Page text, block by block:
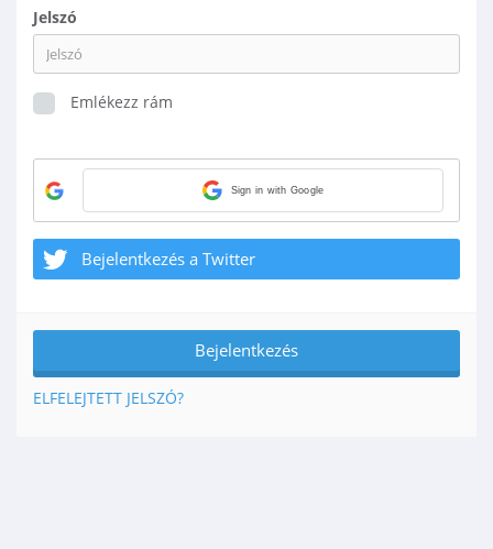
Jelszó
Emlékezz rám
Sign in with Google
Bejelentkezés a Twitter
ELFELEJTETT JELSZÓ?